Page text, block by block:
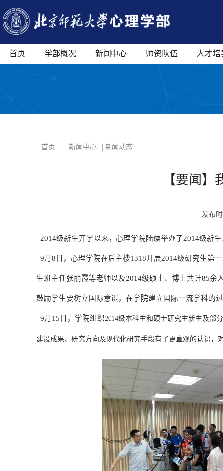
首页 学部概况 新闻中心 师资队伍 人才培
首页 新闻中心 | 新闻动态
【要闻
发布
2014级新生开学以来，心理学院陆续举办了2014级新
9月 8 日，心理学院在后主楼1318开展2014级研究生第
生班主任张丽霞等老师以及2014级硕士、博士共计85余
鼓励学生要树立国际意识，在学院建立国际一流学科的
9月 15 日，学院组织2014级本科生和硕士研究生新生及部
建设成果、 研究方向及现代化研究手段有了更 直观的认识，